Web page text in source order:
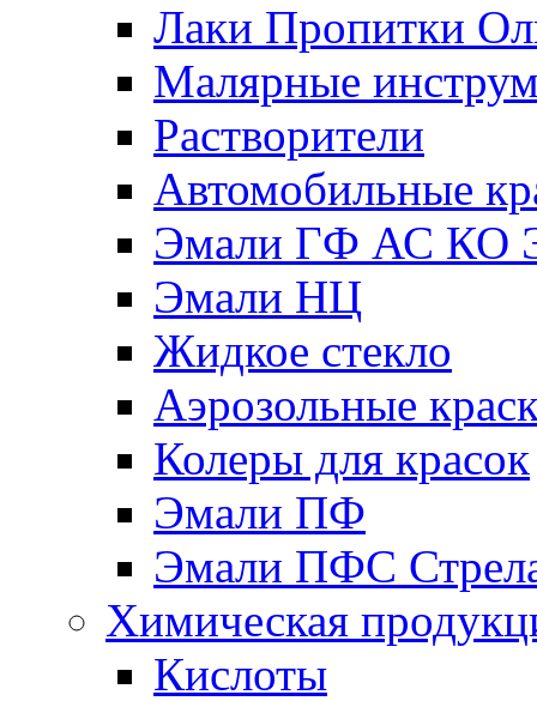
Лаки Пропитки
Малярные
Растворители
Автомобильные
Эмали ГФ АС КО
Эмали НЦ
Жидкое стекло
Аэрозольные
Колеры для красок
Эмали ПФ
Эмали ПФС
Химическая
Кислоты